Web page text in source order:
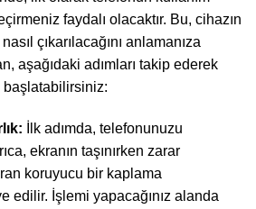
faydalı olacaktır. Bu, cihazın
çıkarılacağını anlamanıza
aşağıdaki adımları takip ederek
İlk adımda, telefonunuzu
ekranın taşınırken zarar
koruyucu bir kaplama
edilir. İşlemi yapacağınız alanda